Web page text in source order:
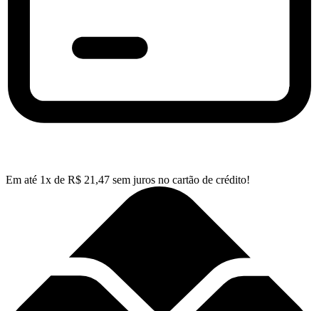
Em até 1x de R$ 21,47 sem juros no cartão de crédito!